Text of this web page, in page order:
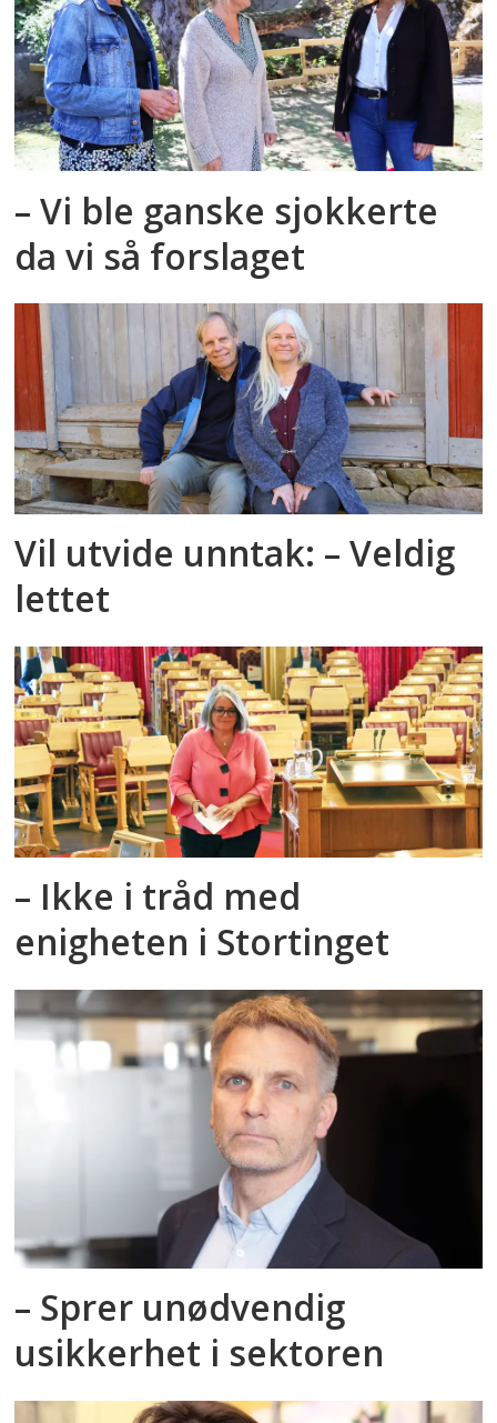
– Vi ble ganske sjokkerte
da vi så forslaget
Vil utvide unntak: – Veldig
lettet
– Ikke i tråd med
enigheten i Stortinget
– Sprer unødvendig
usikkerhet i sektoren